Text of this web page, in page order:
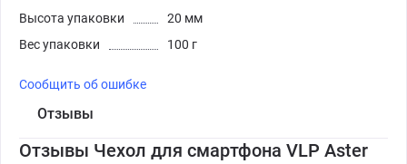
Высота упаковки
20 мм
Вес упаковки
100 г
Сообщить об ошибке
Отзывы
Отзывы Чехол для смартфона VLP Aster